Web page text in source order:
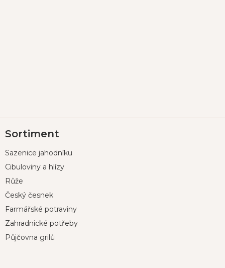
á
a
Sortiment
Sazenice jahodníku
Cibuloviny a hlízy
Růže
Český česnek
Farmářské potraviny
Zahradnické potřeby
Půjčovna grilů